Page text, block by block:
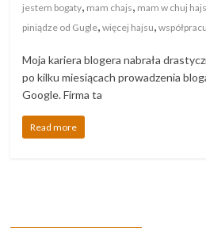
jestem bogaty mam chajs mam w chuj
piniądze od Gugle ,więcej hajsu ,
Moja kariera blogera nabrała
po kilku miesiącach prowadzenia
Google. Firma ta
Read more